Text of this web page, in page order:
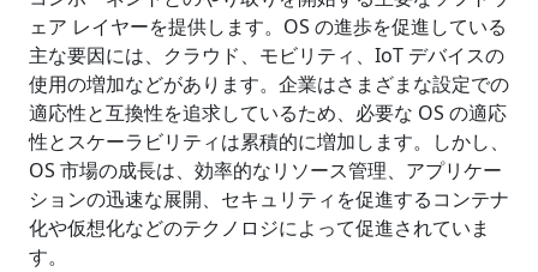
ェア レイヤーを提供します。OS の進歩を促進している
主な要因には、クラウド、モビリティ、IoT デバイスの
使用の増加などがあります。企業はさまざまな設定での
適応性と互換性を追求しているため、必要な OS の適応
性とスケーラビリティは累積的に増加します。しかし、
OS 市場の成長は、効率的なリソース管理、アプリケー
ションの迅速な展開、セキュリティを促進するコンテナ
化や仮想化などのテクノロジによって促進されていま
す。